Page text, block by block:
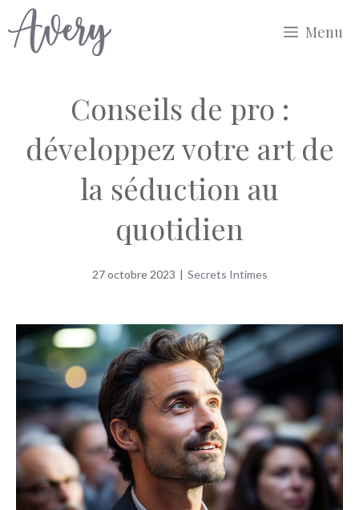
Aller
au
Menu
Conseils de pro :
développez votre art de
la séduction au
quotidien
27 octobre 2023 | Secrets Intimes